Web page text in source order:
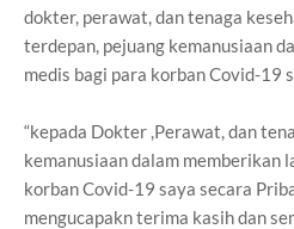
dokter, perawat, dan tenaga
terdepan, pejuang kemanusiaan
medis bagi para korban Covid-19
“kepada Dokter ,Perawat, dan
kemanusiaan dalam memberikan
korban Covid-19 saya secara
mengucapakn terima kasih dan